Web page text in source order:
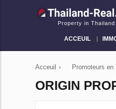
Property in Thailand
ACCEUIL
Acceuil › Promoteurs en
ORIGIN